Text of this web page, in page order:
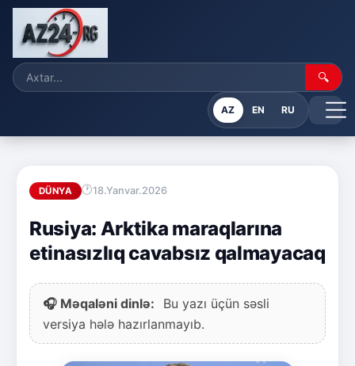
🔍
AZ EN RU
DÜNYA 18.Yanvar.2026
Rusiya: Arktika maraqlarına
etinasızlıq cavabsız qalmayacaq
🎧 Məqaləni dinlə:
Bu yazı üçün səsli
versiya hələ hazırlanmayıb.